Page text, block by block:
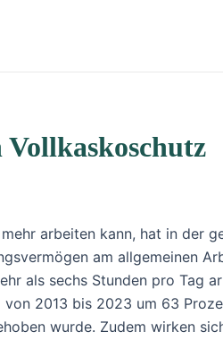
arbeiten kann, hat in der
am allgemeinen
als sechs Stunden pro Tag
2013 bis 2023 um 63
wurde. Zudem wirken